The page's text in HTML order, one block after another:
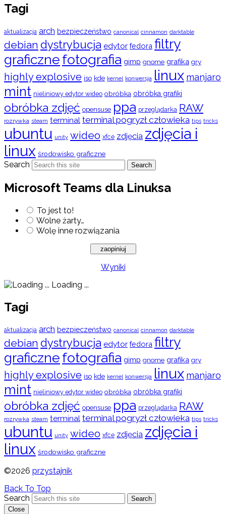
Tagi
aktualizacja arch bezpieczeństwo canonical cinnamon darktable
debian dystrybucja edytor fedora filtry
graficznefotografia gimp gnome grafika gry
highly explosive iso kde kernel konwersja linux manjaro
mint nieliniowy edytor wideo obróbka obróbka grafiki
obróbka zdjęć opensuse ppa przeglądarka RAW
rozrywka steam terminal terminal pogryzł człowieka tips tricks
ubuntu unity wideo xfce zdjęcia zdjęcia i
linux środowisko graficzne
Search Search
Microsoft Teams dla Linuksa
To jest to!
Wolne żarty…
Wolę inne rozwiązania
Wyniki
Loading ...
Tagi
aktualizacja arch bezpieczeństwo canonical cinnamon darktable
debian dystrybucja edytor fedora filtry
graficznefotografia gimp gnome grafika gry
highly explosive iso kde kernel konwersja linux manjaro
mint nieliniowy edytor wideo obróbka obróbka grafiki
obróbka zdjęć opensuse ppa przeglądarka RAW
rozrywka steam terminal terminal pogryzł człowieka tips tricks
ubuntu unity wideo xfce zdjęcia zdjęcia i
linux środowisko graficzne
©2026 przystajnik
Back To Top
Search
Search
Close